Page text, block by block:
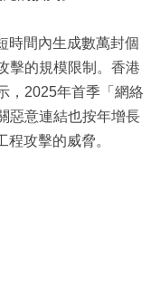
時間內生成數萬封個
擊的規模限制。香港
，2025年首季「網絡
惡意連結也按年增長
攻擊的威脅。